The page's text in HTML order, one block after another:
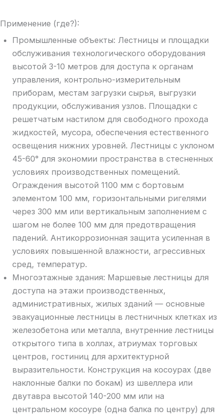
Применение (где?):
Промышленные объекты: Лестницы и площадки
обслуживания технологического оборудования
высотой 3-10 метров для доступа к органам
управления, контрольно-измерительным
приборам, местам загрузки сырья, выгрузки
продукции, обслуживания узлов. Площадки с
решетчатым настилом для свободного прохода
жидкостей, мусора, обеспечения естественного
освещения нижних уровней. Лестницы с уклоном
45-60° для экономии пространства в стесненных
условиях производственных помещений.
Ограждения высотой 1100 мм с бортовым
элементом 100 мм, горизонтальными ригелями
через 300 мм или вертикальным заполнением с
шагом не более 100 мм для предотвращения
падений. Антикоррозионная защита усиленная в
условиях повышенной влажности, агрессивных
сред, температур.
Многоэтажные здания: Маршевые лестницы для
доступа на этажи производственных,
административных, жилых зданий — основные
эвакуационные лестницы в лестничных клетках из
железобетона или металла, внутренние лестницы
открытого типа в холлах, атриумах торговых
центров, гостиниц для архитектурной
выразительности. Конструкция на косоурах (две
наклонные балки по бокам) из швеллера или
двутавра высотой 140-200 мм или на
центральном косоуре (одна балка по центру) для